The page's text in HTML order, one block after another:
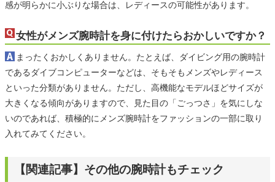
感が明らかに小ぶりな場合は、レディースの可能性があります。
女性がメンズ腕時計を身に付けたらおかしいですか？
まったくおかしくありません。たとえば、ダイビング用の腕時計
であるダイブコンピューターなどは、そもそもメンズやレディース
といった分類がありません。ただし、高機能なモデルほどサイズが
大きくなる傾向がありますので、見た目の「ごっつさ」を気にしな
いのであれば、積極的にメンズ腕時計をファッションの一部に取り
入れてみてください。
【関連記事】その他の腕時計もチェック